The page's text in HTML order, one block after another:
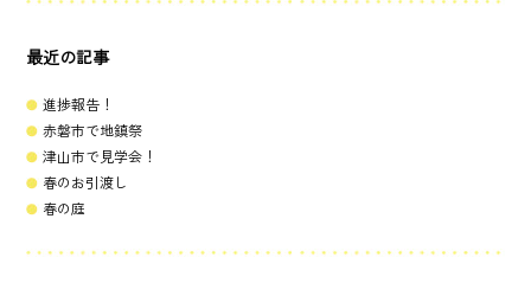
最近の記事
進捗報告！
赤磐市で地鎮祭
津山市で見学会！
春のお引渡し
春の庭